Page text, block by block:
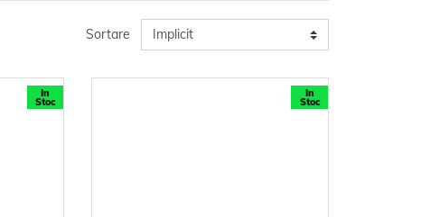
Sortare
In
Stoc
In
Stoc